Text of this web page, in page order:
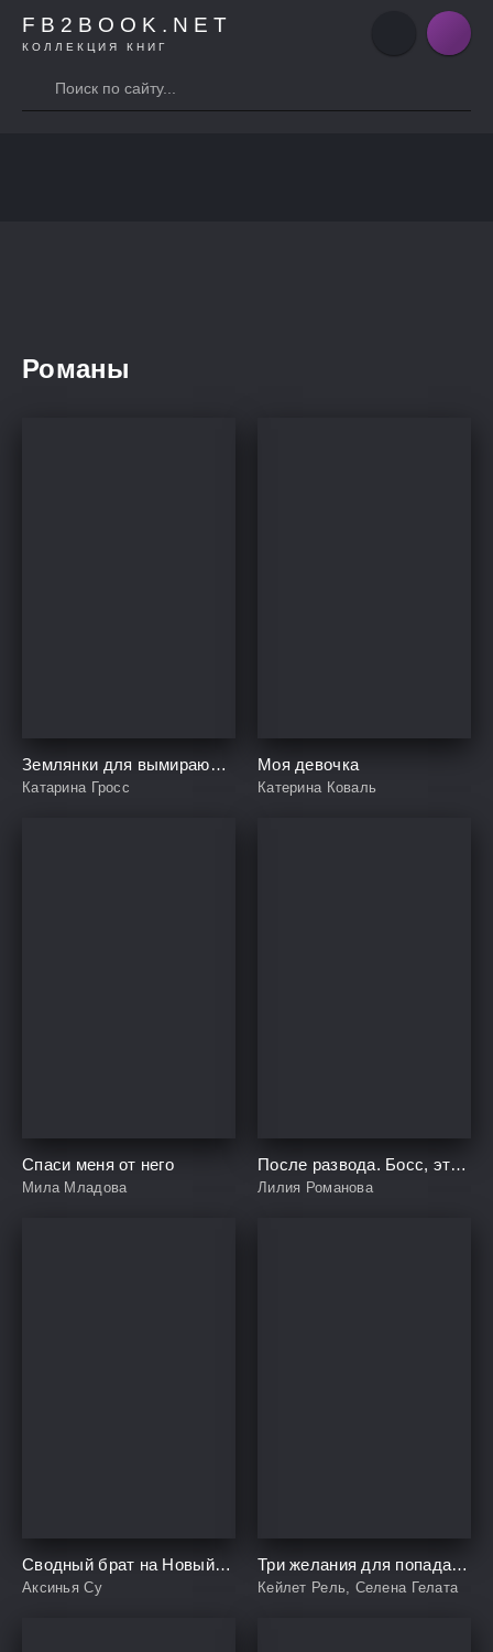
FB2BOOK.NET
КОЛЛЕКЦИЯ КНИГ
Романы
Землянки для вымирающей расы
Катарина Гросс
Моя девочка
Катерина Коваль
Спаси меня от него
Мила Младова
После развода. Босс, это твоя дочь
Лилия Романова
Сводный брат на Новый год
Аксинья Су
Три желания для попаданки
Кейлет Рель, Селена Гелата